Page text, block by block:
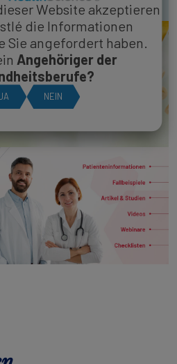
Website akzeptieren
die Informationen
Sie angefordert haben.
Angehöriger der
NEIN